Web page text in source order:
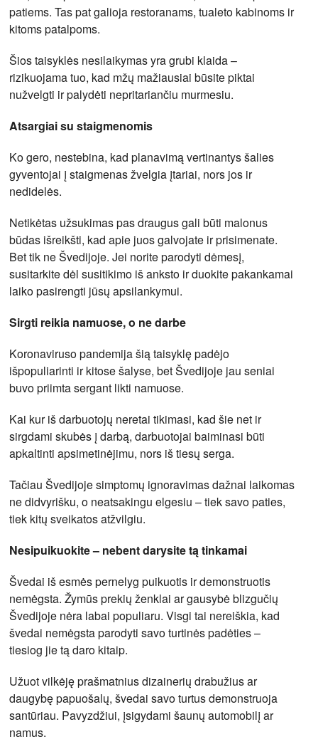
patiems. Tas pat galioja restoranams, tualeto kabinoms ir
kitoms patalpoms.
Šios taisyklės nesilaikymas yra grubi klaida –
rizikuojama tuo, kad mžų mažiausiai būsite piktai
nužvelgti ir palydėti nepritariančiu murmesiu.
Atsargiai su staigmenomis
Ko gero, nestebina, kad planavimą vertinantys šalies
gyventojai į staigmenas žvelgia įtariai, nors jos ir
nedidelės.
Netikėtas užsukimas pas draugus gali būti malonus
būdas išreikšti, kad apie juos galvojate ir prisimenate.
Bet tik ne Švedijoje. Jei norite parodyti dėmesį,
susitarkite dėl susitikimo iš anksto ir duokite pakankamai
laiko pasirengti jūsų apsilankymui.
Sirgti reikia namuose, o ne darbe
Koronaviruso pandemija šią taisyklę padėjo
išpopuliarinti ir kitose šalyse, bet Švedijoje jau seniai
buvo priimta sergant likti namuose.
Kai kur iš darbuotojų neretai tikimasi, kad šie net ir
sirgdami skubės į darbą, darbuotojai baiminasi būti
apkaltinti apsimetinėjimu, nors iš tiesų serga.
Tačiau Švedijoje simptomų ignoravimas dažnai laikomas
ne didvyrišku, o neatsakingu elgesiu – tiek savo paties,
tiek kitų sveikatos atžvilgiu.
Nesipuikuokite – nebent darysite tą tinkamai
Švedai iš esmės pernelyg puikuotis ir demonstruotis
nemėgsta. Žymūs prekių ženklai ar gausybė blizgučių
Švedijoje nėra labai populiaru. Visgi tai nereiškia, kad
švedai nemėgsta parodyti savo turtinės padėties –
tiesiog jie tą daro kitaip.
Užuot vilkėję prašmatnius dizainerių drabužius ar
daugybę papuošalų, švedai savo turtus demonstruoja
santūriau. Pavyzdžiui, įsigydami šaunų automobilį ar
namus.